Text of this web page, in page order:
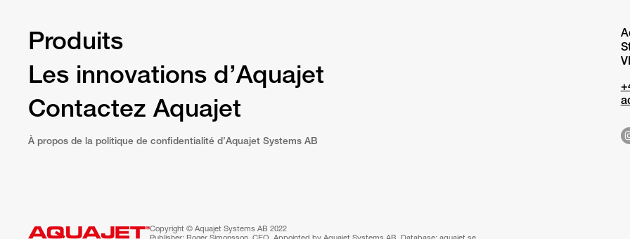
Produits
Les innovations d’Aquajet
Contactez Aquajet
À propos de la politique de confidentialité d’Aquajet Systems AB
Copyright © Aquajet Systems AB 2022